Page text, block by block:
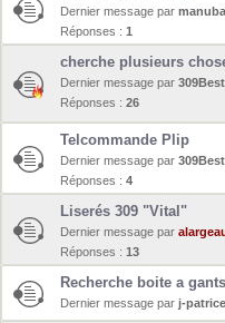
Dernier message par
Réponses : 1
cherche plusieurs
Dernier message par
Réponses : 26
Telcommande Plip
Dernier message par
Réponses : 4
Liserés 309 "Vital"
Dernier message par
Réponses : 13
Recherche boite a
Dernier message par j-patrice